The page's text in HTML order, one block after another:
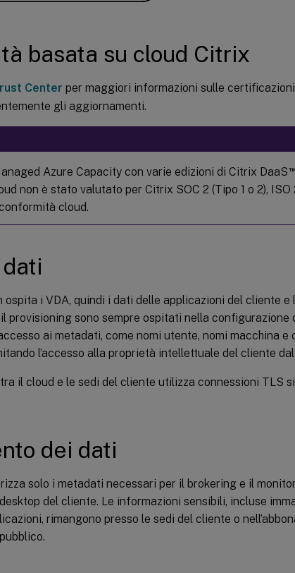
basata su cloud Citrix
Center per maggiori informazioni sulle
gli aggiornamenti.
Azure Capacity con varie edizioni di Citrix DaaS™
non è stato valutato per Citrix SOC 2 (Tipo 1 o 2), ISO
cloud.
ospita i VDA, quindi i dati delle applicazioni del cliente e
provisioning sono sempre ospitati nella configurazione
ai metadati, come nomi utente, nomi macchina e
l’accesso alla proprietà intellettuale del cliente
il cloud e le sedi del cliente utilizza connessioni TLS
dei dati
solo i metadati necessari per il brokering e il
del cliente. Le informazioni sensibili, incluse
rimangono presso le sedi del cliente o